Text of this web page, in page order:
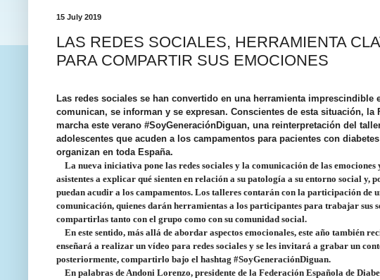
15 July 2019
LAS REDES SOCIALES, HERRAMIENTA
PARA COMPARTIR SUS EMOCIONES
Las redes sociales se han convertido en una herramienta
comunican, se informan y se expresan. Conscientes de esta situación,
marcha este verano #SoyGeneraciónDiguan, una reinterpretación del
adolescentes que acuden a los campamentos para pacientes con
organizan en toda España.
La nueva iniciativa pone las redes sociales y la comunicación de las
asistentes a explicar qué sienten en relación a su patología a su entorno social y,
puedan acudir a los campamentos. Los talleres contarán con la participación de
comunicación, quienes darán herramientas a los participantes para trabajar sus
compartirlas tanto con el grupo como con su comunidad social.
En este sentido, más allá de abordar aspectos emocionales, este año también
enseñará a realizar un vídeo para redes sociales y se les invitará a grabar un
posteriormente, compartirlo bajo el hashtag #SoyGeneraciónDiguan.
En palabras deAndoni Lorenzo, presidente de la Federación Española de